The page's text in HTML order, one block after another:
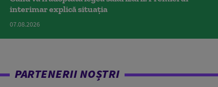
interimar explică situația
07.08.2026
PARTENERII NOȘTRI